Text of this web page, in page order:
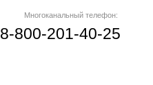
Многоканальный телефон:
8-800-201-40-25